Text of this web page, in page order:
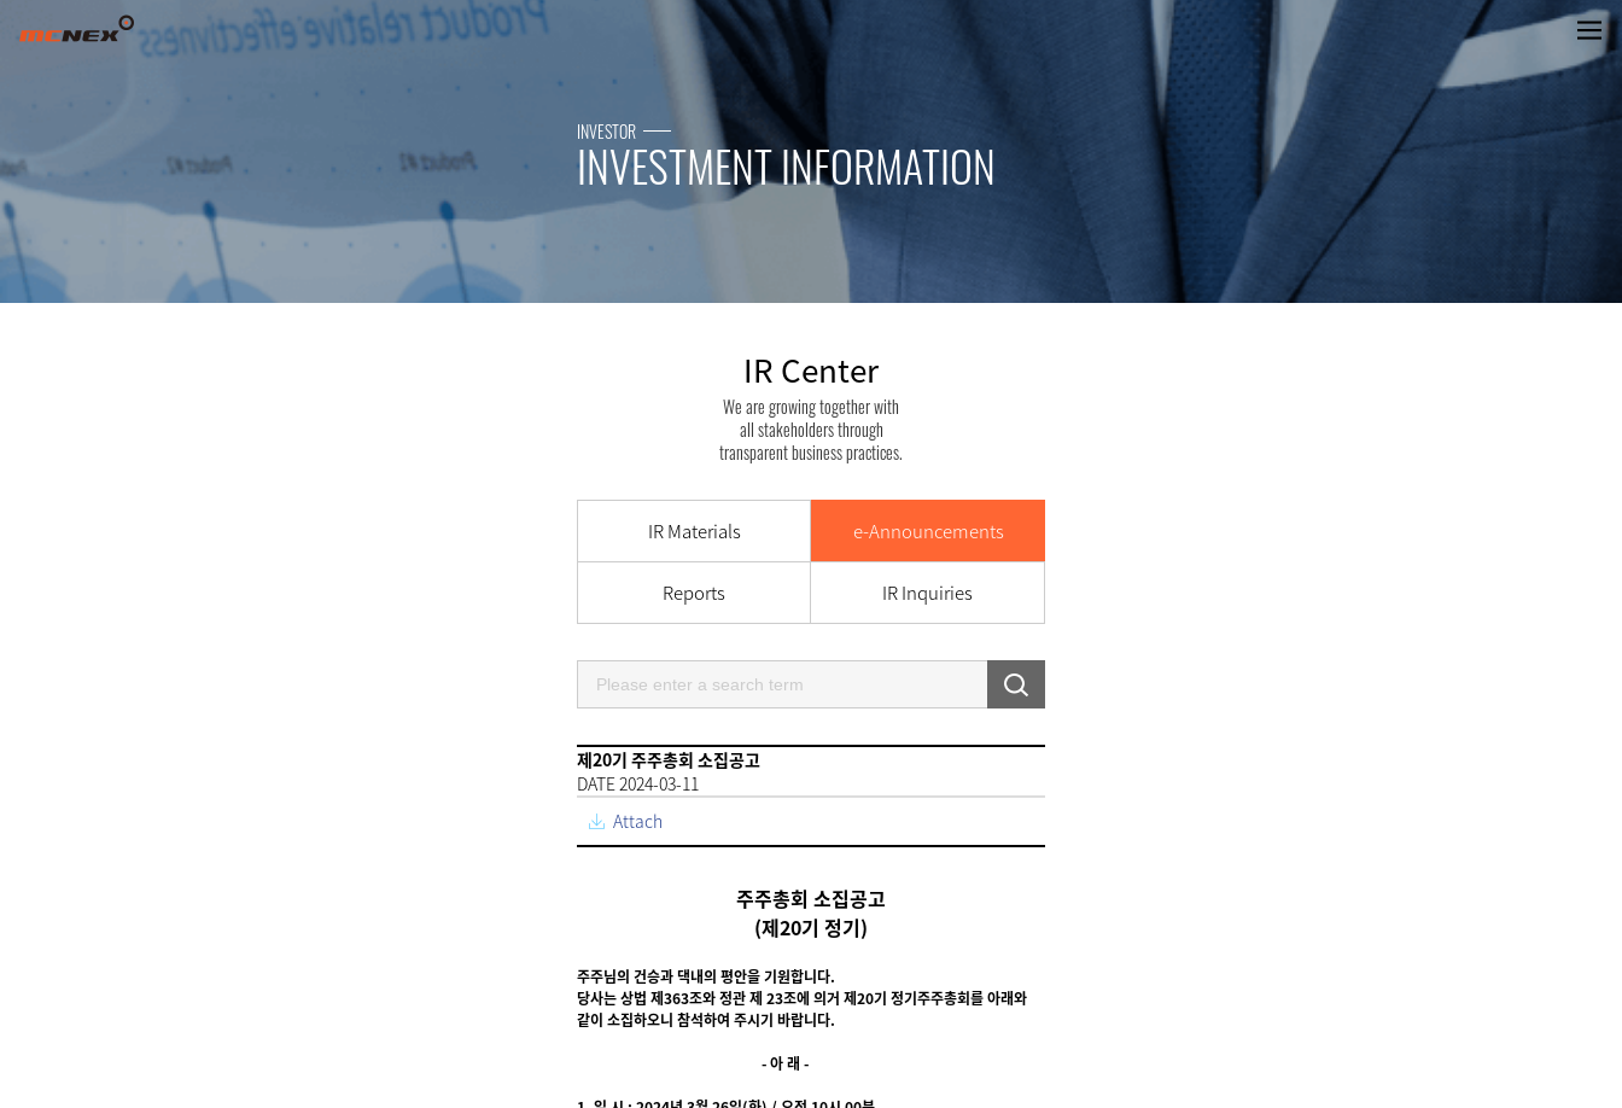
제20기 주주총회 소집공고
INVESTOR
INVESTMENT INFORMATION
IR Center
We are growing together with
all stakeholders through
transparent business practices.
IR Materials e-Announcements
Reports IR Inquiries
제20기 주주총회 소집공고
DATE 2024-03-11
Attach
주주총회 소집공고
(제20기 정기)
주주님의 건승과 댁내의 평안을 기원합니다.
당사는 상법 제363조와 정관 제 23조에 의거 제20기 정기주주총회를 아래와
같이 소집하오니 참석하여 주시기 바랍니다.
- 아 래 -